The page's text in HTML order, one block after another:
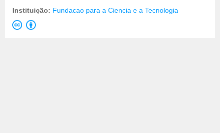
Instituição: Fundacao para a Ciencia e a Tecnologia